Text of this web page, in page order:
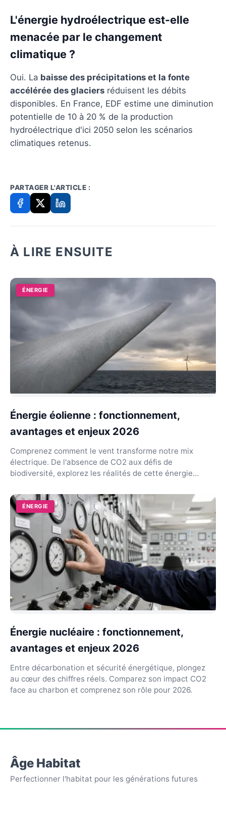
L'énergie hydroélectrique est-elle
menacée par le changement
climatique ?
Oui. La baisse des précipitations et la fonte
accélérée des glaciers réduisent les débits
disponibles. En France, EDF estime une diminution
potentielle de 10 à 20 % de la production
hydroélectrique d'ici 2050 selon les scénarios
climatiques retenus.
PARTAGER L'ARTICLE :
À LIRE ENSUITE
ÉNERGIE
Énergie éolienne : fonctionnement,
avantages et enjeux 2026
Comprenez comment le vent transforme notre mix
électrique. De l'absence de CO2 aux défis de
biodiversité, explorez les réalités de cette énergie
ÉNERGIE
Énergie nucléaire : fonctionnement,
avantages et enjeux 2026
Entre décarbonation et sécurité énergétique, plongez
au cœur des chiffres réels. Comparez son impact CO2
face au charbon et comprenez son rôle pour 2026.
Âge Habitat
Perfectionner l'habitat pour les générations futures